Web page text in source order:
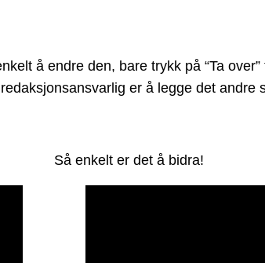
å endre den, bare trykk på “Ta
er å legge det andre
Så enkelt er det å bidra!